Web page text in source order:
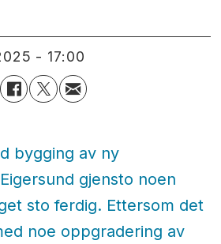
- 17:00
bygging av ny
gjensto noen
sto ferdig. Ettersom det
noe oppgradering av